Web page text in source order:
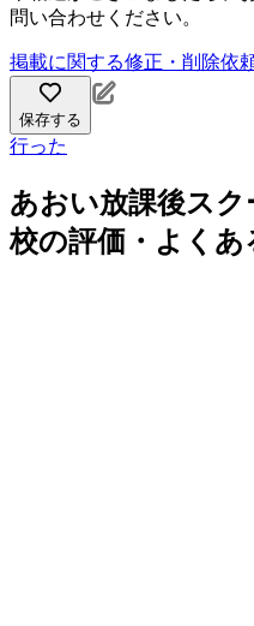
問い合わせください。
掲載に関する修正・削除依
保存する
行った
あおい放課後ス
校の評価・よくあ